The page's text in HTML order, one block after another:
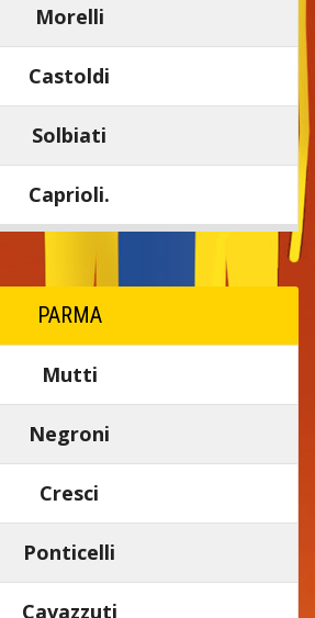
Morelli
Castoldi
Solbiati
Caprioli.
PARMA
Mutti
Negroni
Cresci
Ponticelli
Cavazzuti